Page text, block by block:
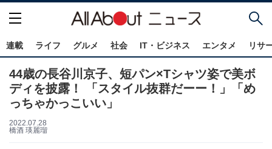
連載 ライフ グルメ 社会 IT・ビジネス エンタメ リサ
44歳の長谷川京子、短パン×Tシャツ姿で美ボ
ディを披露！ 「スタイル抜群だーー！」「め
っちゃかっこいい」
2022.07.28
橋酒 瑛麗瑠